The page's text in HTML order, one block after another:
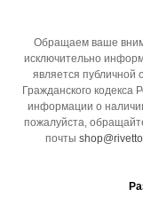
Обращаем ваше
исключительно
является
Гражданского кодекса
информации о
пожалуйста,
почты